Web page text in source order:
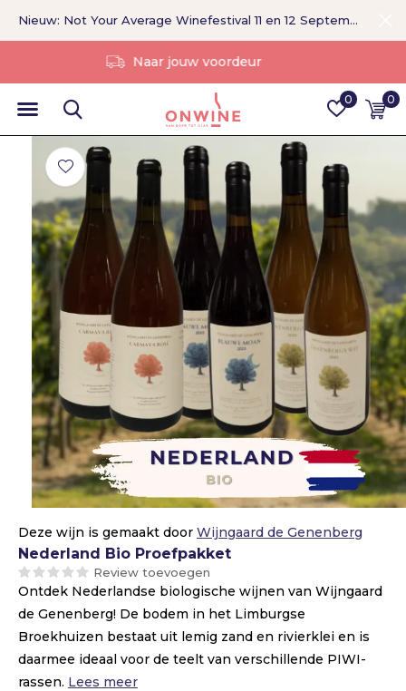
0 0
Zonder tussenpersoon
Nieuw: Not Your Average Winefestival 11 en 12 September >
Deze wijn is gemaakt door Wijngaard de Genenberg
Nederland Bio Proefpakket
Review toevoegen
Ontdek Nederlandse biologische wijnen van Wijngaard
de Genenberg! De bodem in het Limburgse
Broekhuizen bestaat uit lemig zand en rivierklei en is
daarmee ideaal voor de teelt van verschillende PIWI-
rassen. Lees meer